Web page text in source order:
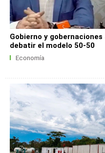
Gobierno y
debatir el modelo 50-50
Economía